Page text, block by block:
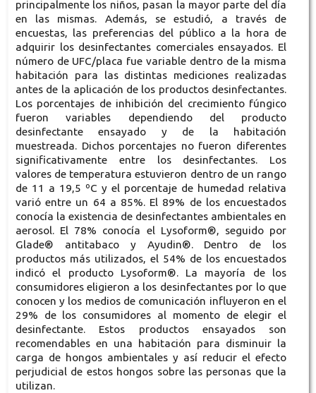
principalmente los niños, pasan la mayor parte del día
en las mismas. Además, se estudió, a través de
encuestas, las preferencias del público a la hora de
adquirir los desinfectantes comerciales ensayados. El
número de UFC/placa fue variable dentro de la misma
habitación para las distintas mediciones realizadas
antes de la aplicación de los productos desinfectantes.
Los porcentajes de inhibición del crecimiento fúngico
fueron variables dependiendo del producto
desinfectante ensayado y de la habitación
muestreada. Dichos porcentajes no fueron diferentes
significativamente entre los desinfectantes. Los
valores de temperatura estuvieron dentro de un rango
de 11 a 19,5 ºC y el porcentaje de humedad relativa
varió entre un 64 a 85%. El 89% de los encuestados
conocía la existencia de desinfectantes ambientales en
aerosol. El 78% conocía el Lysoform®, seguido por
Glade® antitabaco y Ayudin®. Dentro de los
productos más utilizados, el 54% de los encuestados
indicó el producto Lysoform®. La mayoría de los
consumidores eligieron a los desinfectantes por lo que
conocen y los medios de comunicación influyeron en el
29% de los consumidores al momento de elegir el
desinfectante. Estos productos ensayados son
recomendables en una habitación para disminuir la
carga de hongos ambientales y así reducir el efecto
perjudicial de estos hongos sobre las personas que la
utilizan.